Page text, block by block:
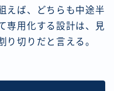
えば、どちらも中途半
専用化する設計は、見
り切りだと言える。